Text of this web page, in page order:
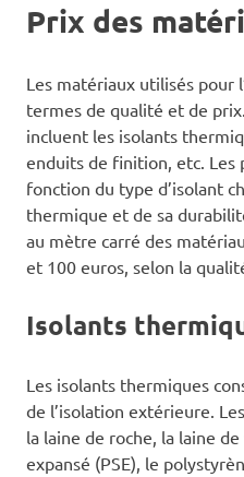
Prix des
Les matériaux utilisés pour
termes de qualité et de
incluent les isolants
enduits de finition, etc. Les
fonction du type d’isolant
thermique et de sa
au mètre carré des
et 100 euros, selon la
Isolants
Les isolants thermiques
de l’isolation extérieure.
la laine de roche, la laine
expansé (PSE), le